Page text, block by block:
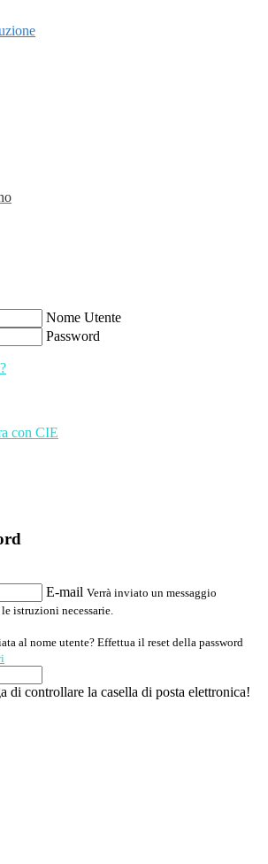
Nome Utente
Password
con CIE
E-mail Verrà inviato un messaggio
istruzioni necessarie.
al nome utente? Effettua il reset della password
di controllare la casella di posta elettronica!